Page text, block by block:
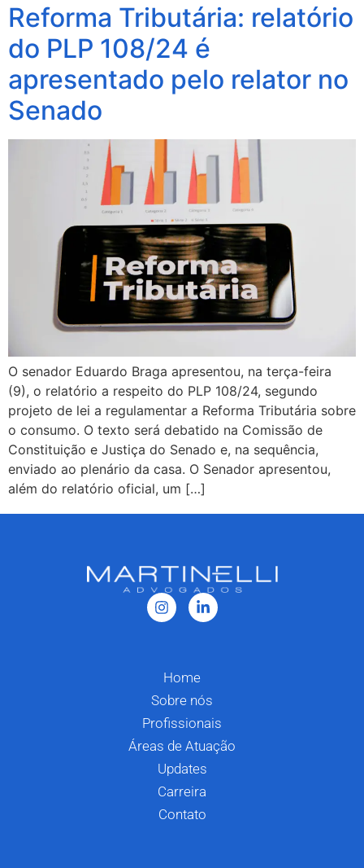
Reforma Tributária: relatório
do PLP 108/24 é
apresentado pelo relator no
Senado
O senador Eduardo Braga apresentou, na terça-feira
(9), o relatório a respeito do PLP 108/24, segundo
projeto de lei a regulamentar a Reforma Tributária sobre
o consumo. O texto será debatido na Comissão de
Constituição e Justiça do Senado e, na sequência,
enviado ao plenário da casa. O Senador apresentou,
além do relatório oficial, um […]
Home
Sobre nós
Profissionais
Áreas de Atuação
Updates
Carreira
Contato